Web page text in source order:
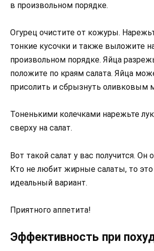
в произвольном порядке.
Огурец очистите от кожуры.
тонкие кусочки и также выложите
произвольном порядке. Яйца
положите по краям салата. Яйца
присолить и сбрызнуть оливковым
Тоненькими колечками нарежьте
сверху на салат.
Вот такой салат у вас получится. Он
Кто не любит жирные салаты, то это
идеальный вариант.
Приятного аппетита!
Эффективность при